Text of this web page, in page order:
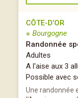
CÔTE-D’OR
※ Bourgogne
Randonnée
Adultes
A l'aise aux 3
Possible avec
Une randonnée